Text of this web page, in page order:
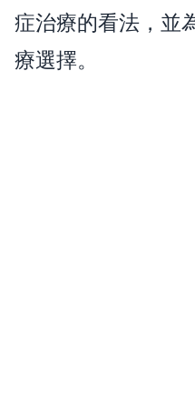
症治療的看法，並
療選擇。